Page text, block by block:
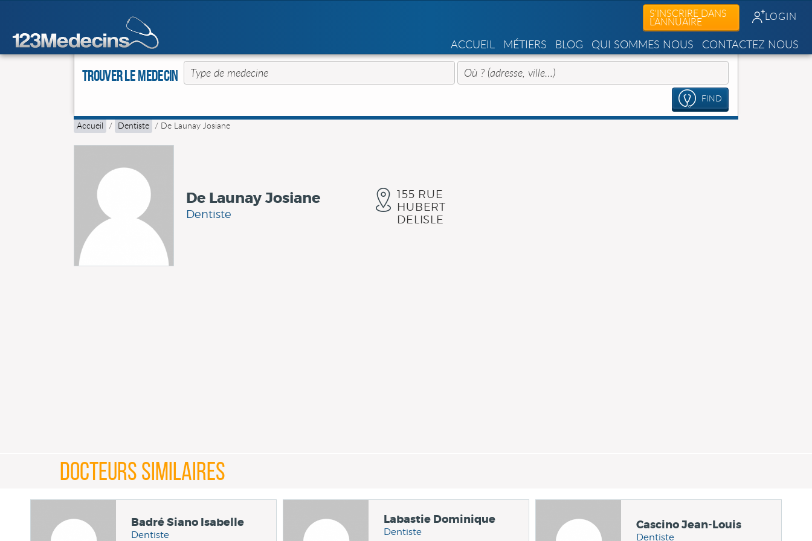
S'INSCRIRE DANS
L'ANNUAIRE LOGIN
ACCUEIL MÉTIERS BLOG QUI SOMMES NOUS CONTACTEZ NOUS
Trouver le Medecin
FIND
Accueil / Dentiste / De Launay Josiane
De Launay Josiane
Dentiste
155 RUE
HUBERT
DELISLE
DOCTEURS SIMILAIRES
Badré Siano Isabelle
Dentiste
Labastie Dominique
Dentiste Cascino Jean-Louis
Dentiste